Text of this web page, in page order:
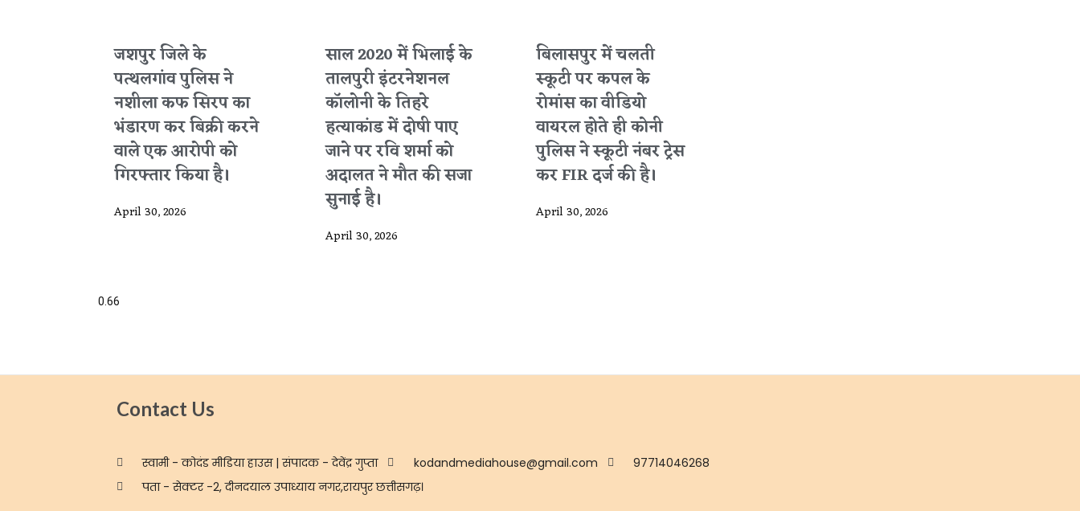
जशपुर जिले के
पत्थलगांव पुलिस ने
नशीला कफ सिरप का
भंडारण कर बिक्री करने
वाले एक आरोपी को
गिरफ्तार किया है।
April 30, 2026
साल 2020 में भिलाई के
तालपुरी इंटरनेशनल
कॉलोनी के तिहरे
हत्याकांड में दोषी पाए
जाने पर रवि शर्मा को
अदालत ने मौत की सजा
सुनाई है।
April 30, 2026
बिलासपुर में चलती
स्कूटी पर कपल के
रोमांस का वीडियो
वायरल होते ही कोनी
पुलिस ने स्कूटी नंबर ट्रेस
कर FIR दर्ज की है।
April 30, 2026
Contact Us
स्वामी - कोदंड मीडिया हाउस | संपादक - देवेंद्र गुप्ता kodandmediahouse@gmail.com
97714046268
पता - सेक्टर -2, दीनदयाल उपाध्याय नगर,रायपुर छत्तीसगढ़।